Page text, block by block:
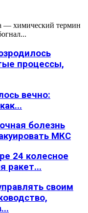
— химический термин
процессы,
вечно:
болезнь
МКС
24 колесное
ракет...
своим